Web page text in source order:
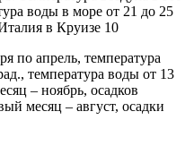
воды в море от 21 до 25
по апрель, температура
температура воды от 13
– ноябрь, осадков
месяц – август, осадки